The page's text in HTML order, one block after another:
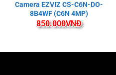
Camera EZVIZ CS-C6N-DO-
8B4WF (C6N 4MP)
850.000VNĐ